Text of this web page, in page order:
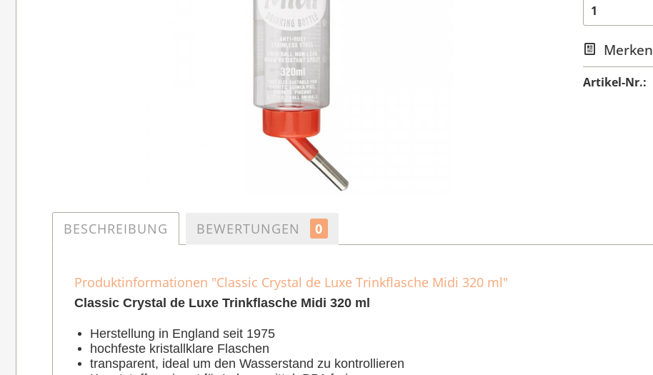
Merken
Artikel-Nr.:
BESCHREIBUNG BEWERTUNGEN 0
Produktinformationen "Classic Crystal de Luxe Trinkflasche Midi 320 ml"
Classic Crystal de Luxe Trinkflasche Midi 320 ml
Herstellung in England seit 1975
hochfeste kristallklare Flaschen
transparent, ideal um den Wasserstand zu kontrollieren